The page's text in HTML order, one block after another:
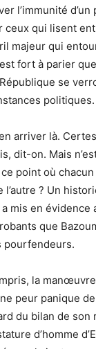
l’immunité
ceux qui lisent
majeur qui
fort à parier
se
politiques.
arriver là.
dit-on. Mais
point où
? Un
a mis en évidence
que
pourfendeurs.
la
peur panique
du bilan de son
d’homme